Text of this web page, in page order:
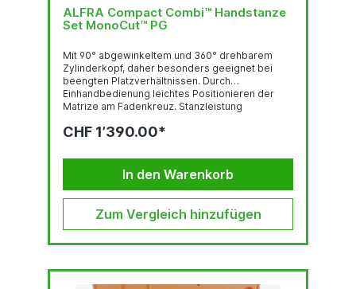
ALFRA Compact Combi™ Handstanze
Set MonoCut™ PG
Mit 90° abgewinkeltem und 360° drehbarem
Zylinderkopf, daher besonders geeignet bei
beengten Platzverhältnissen. Durch
Einhandbedienung leichtes Positionieren der
Matrize am Fadenkreuz. Stanzleistung
68 mm Rechtecklocher bis 46 x 86 mm
Gewicht: 1,9 kg für Normalstahl (S235) Inhalt: 1
Aluminium Compact-Combi
Handhydraulikstanze...
CHF 1’390.00*
In den Warenkorb
Zum Vergleich hinzufügen